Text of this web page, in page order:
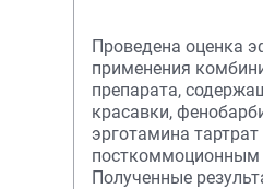
Проведена оценка
применения
препарата,
красавки,
эрготамина
Полученные